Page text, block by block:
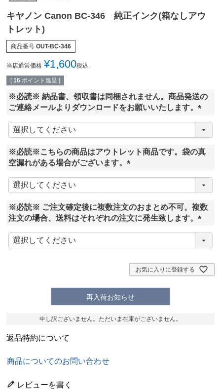
キヤノン Canon BC-346 純正インク(箱なしアウ
トレット)
商品番号 OUT-BC-346
当店通常価格 ¥1,600税込
[ 16 ポイント進呈 ]
※必読※ 納品書、領収書は同梱されません。商品発送の
ご連絡メールよりダウンロードをお願いいたします。
(
必
)
※必読※こちらの商品はアウトレット商品です。袋の真
空漏れがある場合がございます。
(
)
※必読※ ご注文確定後に複数注文のおまとめ不可。複数
注文の場合、送料はそれぞれの注文に発生致します。
(
必
)
お気に入りに登録する
再入荷お知らせ
申し訳ございません。ただいま在庫がございません。
返品特約について
商品についてのお問い合わせ
レビューを書く